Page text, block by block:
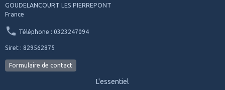
GOUDELANCOURT LES PIERREPONT
France
Téléphone : 0323247094
Siret : 829562875
Formulaire de contact
L'essentiel